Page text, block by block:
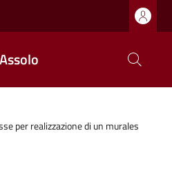
per realizzazione di un murales